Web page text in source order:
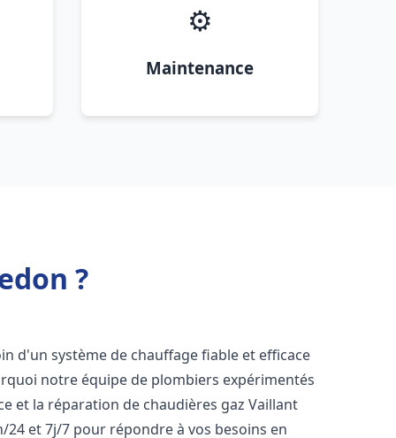
⚙️
Maintenance
?
d'un système de chauffage fiable et efficace
notre équipe de plombiers expérimentés
et la réparation de chaudières gaz Vaillant
et 7j/7 pour répondre à vos besoins en